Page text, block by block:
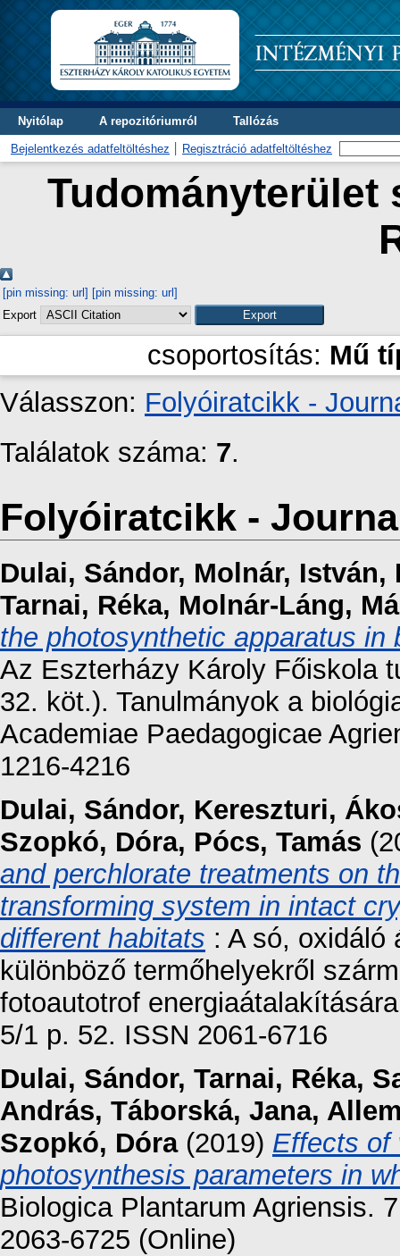
Nyitólap A repozitóriumról Tallózás
Bejelentkezés adatfeltöltéshez Regisztráció adatfeltöltéshez
Tudományterület
[pin missing: url] [pin missing: url]
Export
csoportosítás: Mű
Válasszon: Folyóiratcikk -
Találatok száma: 7.
Folyóiratcikk -
Dulai, Sándor, Molnár, István,
Tarnai, Réka, Molnár-Láng,
the photosynthetic apparatus
Az Eszterházy Károly Főiskola
32. köt.). Tanulmányok a
Academiae Paedagogicae
1216-4216
Dulai, Sándor, Kereszturi,
Szopkó, Dóra, Pócs, Tamás
and perchlorate treatments on
transforming system in intact
different habitats : A só, oxidáló
különböző termőhelyekről
fotoautotrof
5/1 p. 52. ISSN 2061-6716
Dulai, Sándor, Tarnai, Réka,
András, Táborská, Jana,
Szopkó, Dóra(2019) Effects of
photosynthesis parameters in
Biologica Plantarum Agriensis.
2063-6725 (Online)